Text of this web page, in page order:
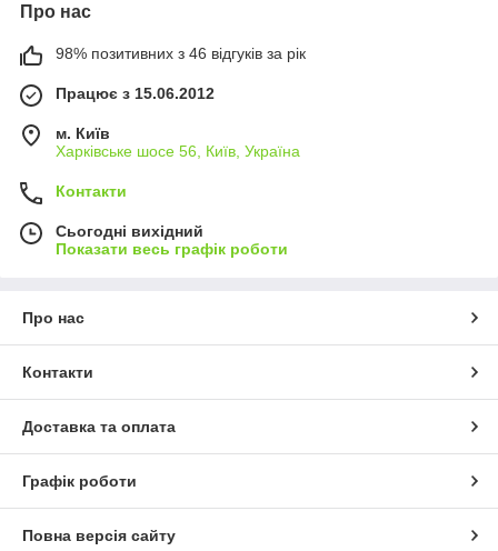
Про нас
98% позитивних з 46 відгуків за рік
Працює з 15.06.2012
м. Київ
Харківське шосе 56, Київ, Україна
Контакти
Сьогодні вихідний
Показати весь графік роботи
Про нас
Контакти
Доставка та оплата
Графік роботи
Повна версія сайту